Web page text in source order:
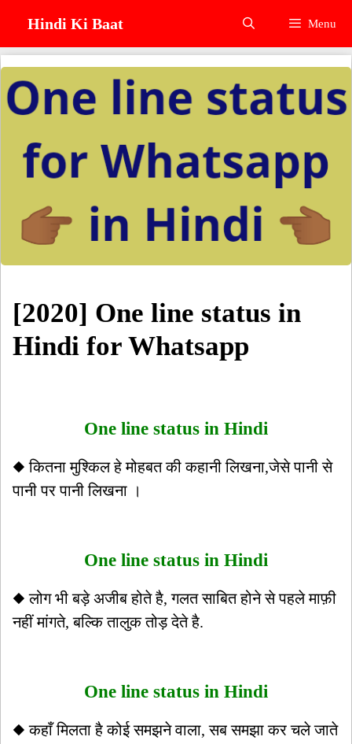
content
Hindi Ki Baat Menu
[2020] One line status in
Hindi for Whatsapp
One line status in Hindi
◆ कितना मुश्किल हे मोहबत की कहानी लिखना,जेसे पानी से
पानी पर पानी लिखना ।
One line status in Hindi
◆ लोग भी बड़े अजीब होते है, गलत साबित होने से पहले माफ़ी
नहीं मांगते, बल्कि तालुक तोड़ देते है.
One line status in Hindi
◆ कहाँ मिलता है कोई समझने वाला, सब समझा कर चले जाते